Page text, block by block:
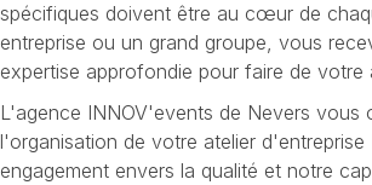
spécifiques doivent être au cœur de
entreprise ou un grand groupe, vous
expertise approfondie pour faire de votre
L'agence INNOV'events de Nevers
l'organisation de votre atelier
engagement envers la qualité et notre